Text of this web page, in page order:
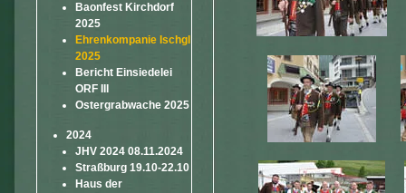
Baonfest Kirchdorf
2025
Ehrenkompanie Ischgl
2025
Bericht Einsiedelei
ORF III
Ostergrabwache 2025
2024
JHV 2024 08.11.2024
Straßburg 19.10-22.10
Haus der